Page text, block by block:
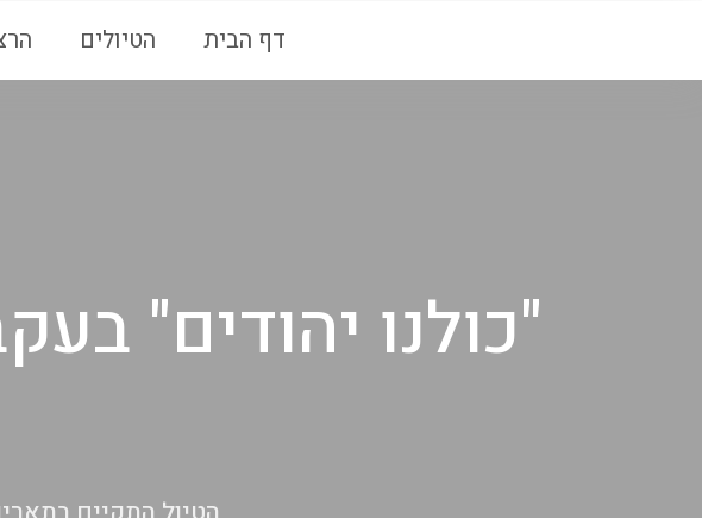
דף הבית הטיולים
"כולנו יהודים"